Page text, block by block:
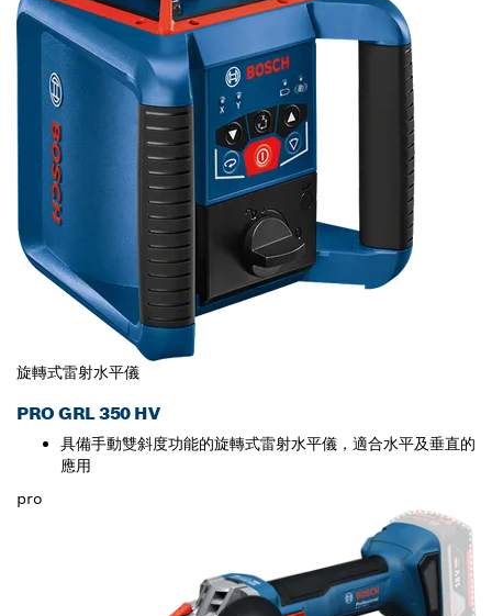
旋轉式雷射水平儀
PRO GRL 350 HV
具備手動雙斜度功能的旋轉式雷射水平儀，適合水平及垂直的
應用
pro